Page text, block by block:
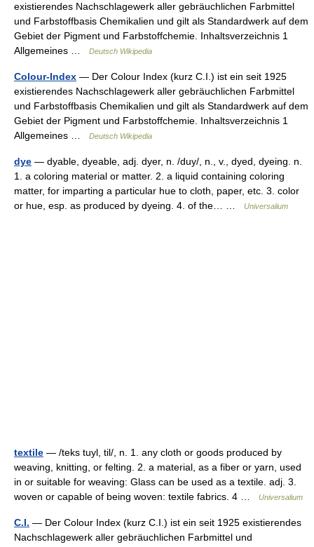
existierendes Nachschlagewerk aller gebräuchlichen Farbmittel
und Farbstoffbasis Chemikalien und gilt als Standardwerk auf dem
Gebiet der Pigment und Farbstoffchemie. Inhaltsverzeichnis 1
Allgemeines …
Deutsch Wikipedia
Colour-Index — Der Colour Index (kurz C.I.) ist ein seit 1925
existierendes Nachschlagewerk aller gebräuchlichen Farbmittel
und Farbstoffbasis Chemikalien und gilt als Standardwerk auf dem
Gebiet der Pigment und Farbstoffchemie. Inhaltsverzeichnis 1
Allgemeines …
Deutsch Wikipedia
dye — dyable, dyeable, adj. dyer, n. /duy/, n., v., dyed, dyeing. n.
1. a coloring material or matter. 2. a liquid containing coloring
matter, for imparting a particular hue to cloth, paper, etc. 3. color
or hue, esp. as produced by dyeing. 4. of the… …
Universalium
textile — /teks tuyl, til/, n. 1. any cloth or goods produced by
weaving, knitting, or felting. 2. a material, as a fiber or yarn, used
in or suitable for weaving: Glass can be used as a textile. adj. 3.
woven or capable of being woven: textile fabrics. 4 …
Universalium
C.I. — Der Colour Index (kurz C.I.) ist ein seit 1925 existierendes
Nachschlagewerk aller gebräuchlichen Farbmittel und